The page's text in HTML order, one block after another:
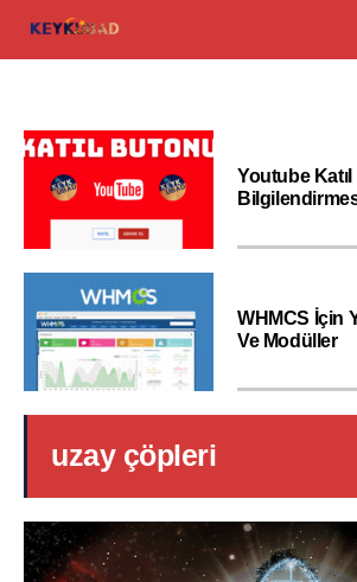
Youtube
WHMCS İçin
Ve Modüller
uzay çöpleri